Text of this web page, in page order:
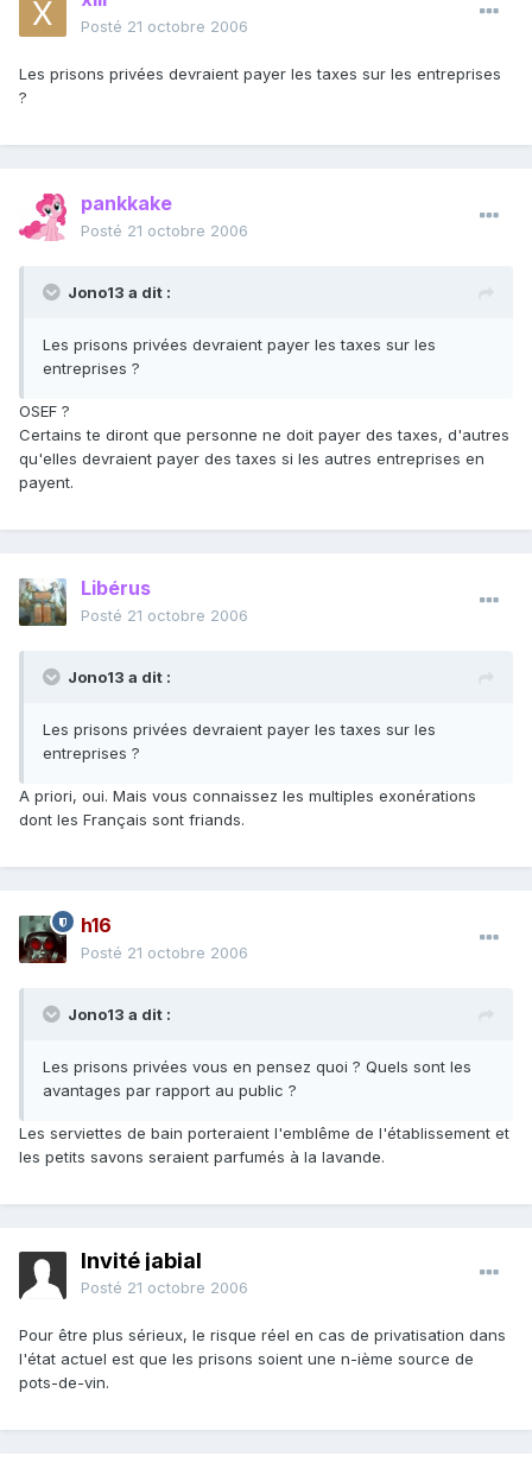
Posté 21 octobre 2006
Les prisons privées devraient payer les taxes sur les entreprises
?
pankkake
Posté 21 octobre 2006
Jono13 a dit :
Les prisons privées devraient payer les taxes sur les
entreprises ?
OSEF ?
Certains te diront que personne ne doit payer des taxes, d'autres
qu'elles devraient payer des taxes si les autres entreprises en
payent.
Libérus
Posté 21 octobre 2006
Jono13 a dit :
Les prisons privées devraient payer les taxes sur les
entreprises ?
A priori, oui. Mais vous connaissez les multiples exonérations
dont les Français sont friands.
h16
Posté 21 octobre 2006
Jono13 a dit :
Les prisons privées vous en pensez quoi ? Quels sont les
avantages par rapport au public ?
Les serviettes de bain porteraient l'emblême de l'établissement et
les petits savons seraient parfumés à la lavande.
Invité jabial
Posté 21 octobre 2006
Pour être plus sérieux, le risque réel en cas de privatisation dans
l'état actuel est que les prisons soient une n-ième source de
pots-de-vin.